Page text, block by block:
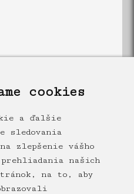
cookies
a ďalšie
sledovania
na zlepšenie vášho
našich
na to, aby
musíte byť registrovaný a